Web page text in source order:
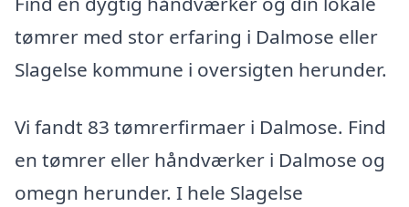
tømrer med stor erfaring i Dalmose eller
Slagelse kommune i oversigten herunder.
Vi fandt 83 tømrerfirmaer i Dalmose. Find
en tømrer eller håndværker i Dalmose og
omegn herunder. I hele Slagelse